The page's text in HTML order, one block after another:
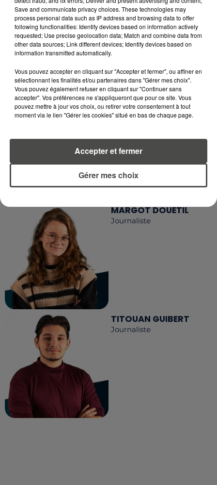
RCA
RCA
DIMITRI COUTAND
Journaliste
MARGOT DOUÉTIL
Journaliste
TITOUAN GUIBERT
Journaliste
Save and communicate privacy choices. These technologies may
process personal data such as IP address and browsing data to offer
following functionalities: Identify devices based on information actively
requested; Use precise geolocation data; Match and combine data from
other data sources; Link different devices; Identify devices based on
information transmitted automatically.
Vous pouvez accepter en cliquant sur "Accepter et fermer", ou affiner en
sélectionnant les finalités et/ou partenaires dans "Gérer mes choix".
Vous pouvez également refuser en cliquant sur "Continuer sans
accepter". Vos préférences ne s'appliqueront que pour ce site. Vous
pouvez mettre à jour vos choix, ou retirer votre consentement à tout
moment via le lien "Gérer les cookies" situé en bas de chaque page.
Gérer mes choix
Accepter et fermer